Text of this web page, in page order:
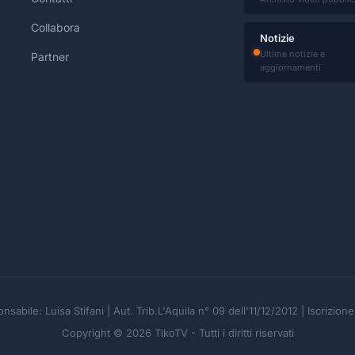
Collabora
Partner
Notizie
Ultime notizie e
aggiornamenti
Luisa Stifani | Aut. Trib.L'Aquila n° 09 dell'11/12/2012 | Iscrizione
Copyright © 2026 TikoTV - Tutti i diritti riservati